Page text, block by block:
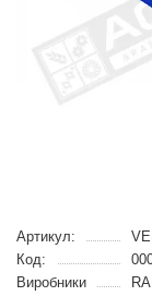
Артикул:
Код:
Виробники